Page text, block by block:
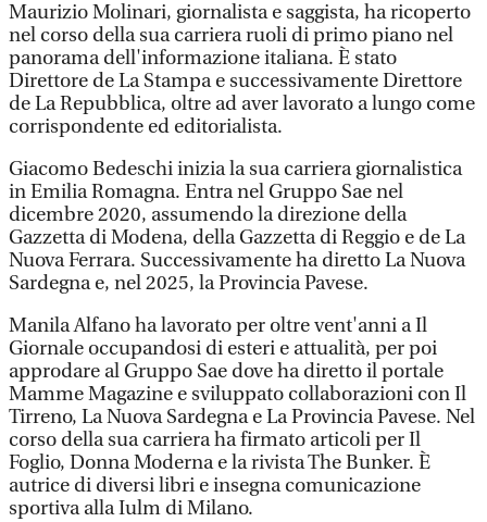
Maurizio Molinari, giornalista e saggista, ha ricoperto
nel corso della sua carriera ruoli di primo piano nel
panorama dell'informazione italiana. È stato
Direttore de La Stampa e successivamente Direttore
de La Repubblica, oltre ad aver lavorato a lungo come
corrispondente ed editorialista.
Giacomo Bedeschi inizia la sua carriera giornalistica
in Emilia Romagna. Entra nel Gruppo Sae nel
dicembre 2020, assumendo la direzione della
Gazzetta di Modena, della Gazzetta di Reggio e de La
Nuova Ferrara. Successivamente ha diretto La Nuova
Sardegna e, nel 2025, la Provincia Pavese.
Manila Alfano ha lavorato per oltre vent'anni a Il
Giornale occupandosi di esteri e attualità, per poi
approdare al Gruppo Sae dove ha diretto il portale
Mamme Magazine e sviluppato collaborazioni con Il
Tirreno, La Nuova Sardegna e La Provincia Pavese. Nel
corso della sua carriera ha firmato articoli per Il
Foglio, Donna Moderna e la rivista The Bunker. È
autrice di diversi libri e insegna comunicazione
sportiva alla Iulm di Milano.